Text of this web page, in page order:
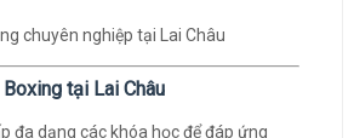
tại Lai Châu
đa dạng các khóa học để đáp ứng